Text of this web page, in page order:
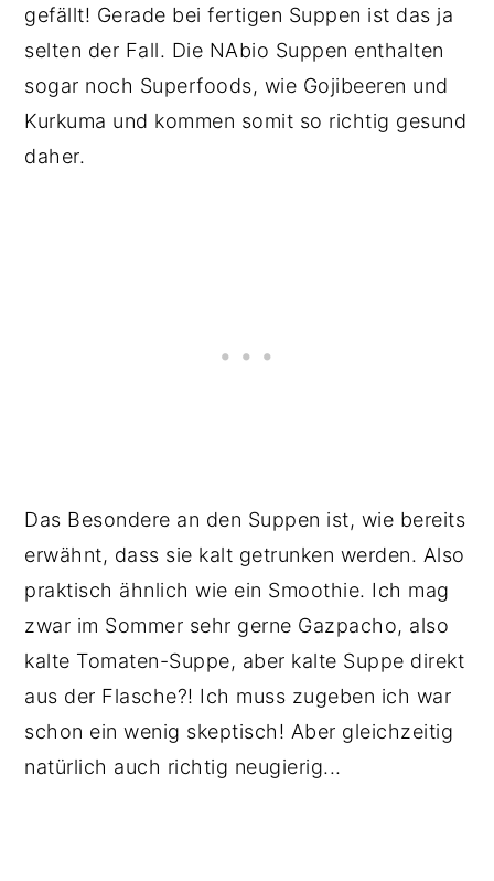
gefällt! Gerade bei fertigen Suppen ist das ja
selten der Fall. Die NAbio Suppen enthalten
sogar noch Superfoods, wie Gojibeeren und
Kurkuma und kommen somit so richtig gesund
daher.
Das Besondere an den Suppen ist, wie bereits
erwähnt, dass sie kalt getrunken werden. Also
praktisch ähnlich wie ein Smoothie. Ich mag
zwar im Sommer sehr gerne Gazpacho, also
kalte Tomaten-Suppe, aber kalte Suppe direkt
aus der Flasche?! Ich muss zugeben ich war
schon ein wenig skeptisch! Aber gleichzeitig
natürlich auch richtig neugierig...